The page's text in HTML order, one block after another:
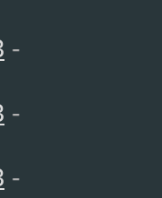
-
-
-